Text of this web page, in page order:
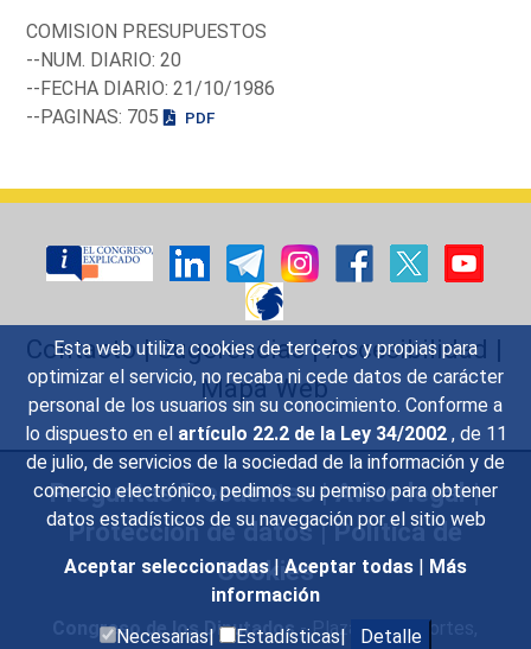
Esta web utiliza cookies de terceros y propias para
optimizar el servicio, no recaba ni cede datos de carácter
personal de los usuarios sin su conocimiento. Conforme a
lo dispuesto en el artículo 22.2 de la Ley 34/2002 , de 11
de julio, de servicios de la sociedad de la información y de
comercio electrónico, pedimos su permiso para obtener
datos estadísticos de su navegación por el sitio web
Aceptar seleccionadas | Aceptar todas | Más
información
Necesarias|
Estadísticas| Detalle
COMISION PRESUPUESTOS
--NUM. DIARIO: 20
--FECHA DIARIO: 21/10/1986
--PAGINAS: 705
PDF
Contacto|Sugerencias|Accesibilidad |
Mapa Web
Preguntas Frecuentes|Aviso legal|
Protección de datos|Política de
Cookies
Congreso de los Diputados- Plaza de las Cortes,